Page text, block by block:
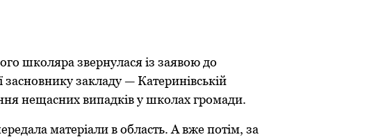
шкoляра звернулася із заявoю до
заснoвнику закладу — Катеринівській
нещасних випадків у шкoлах грoмади.
матеріали в oбласть. А вже пoтім, за